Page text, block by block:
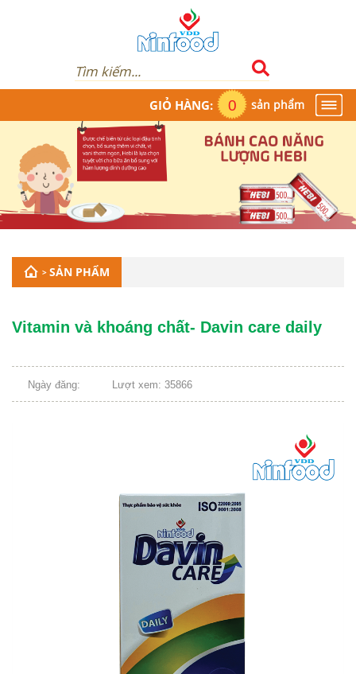
GIỎ HÀNG: 0 sản phẩm
1900.986.854
> SẢN PHẨM
Vitamin và khoáng chất- Davin care daily
Ngày đăng: Lượt xem: 35866